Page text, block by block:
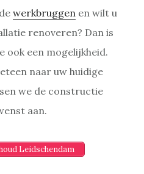
werkbruggen en wilt u
renoveren? Dan is
ook een mogelijkheid.
naar uw huidige
we de constructie
aan.
Leidschendam